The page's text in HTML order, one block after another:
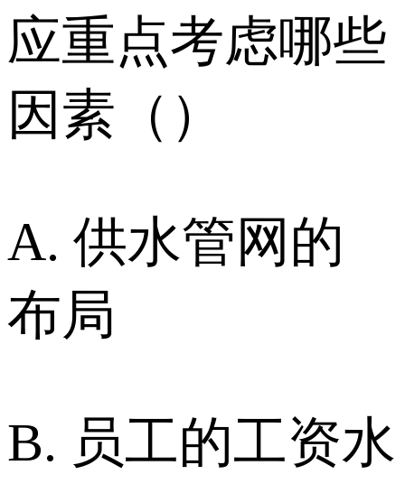
应重点考虑哪些
因素（）
A. 供水管网的
布局
B. 员工的工资水